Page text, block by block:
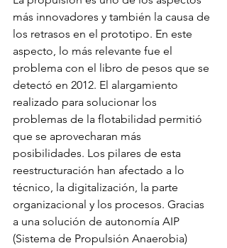
más innovadores y también la causa de
los retrasos en el prototipo. En este
aspecto, lo más relevante fue el
problema con el libro de pesos que se
detectó en 2012. El alargamiento
realizado para solucionar los
problemas de la flotabilidad permitió
que se aprovecharan más
posibilidades. Los pilares de esta
reestructuración han afectado a lo
técnico, la digitalización, la parte
organizacional y los procesos. Gracias
a una solución de autonomía AIP
(Sistema de Propulsión Anaerobia)